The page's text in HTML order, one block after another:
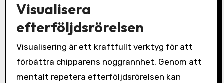
Visualisera
efterföljdsrörelsen
Visualisering är ett kraftfullt verktyg för att
förbättra chipparens noggrannhet. Genom att
mentalt repetera efterföljdsrörelsen kan